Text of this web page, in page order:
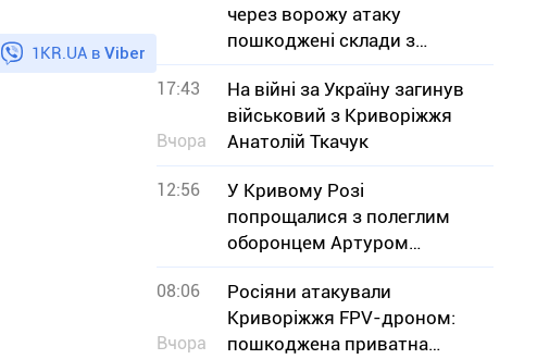
1KR.UA в Viber
через ворожу атаку
пошкоджені склади з
зерном
17:43
Вчора
На війні за Україну загинув
військовий з Криворіжжя
Анатолій Ткачук
12:56
У Кривому Розі
попрощалися з полеглим
оборонцем Артуром
Буряком
08:06
Вчора
Росіяни атакували
Криворіжжя FPV-дроном:
пошкоджена приватна